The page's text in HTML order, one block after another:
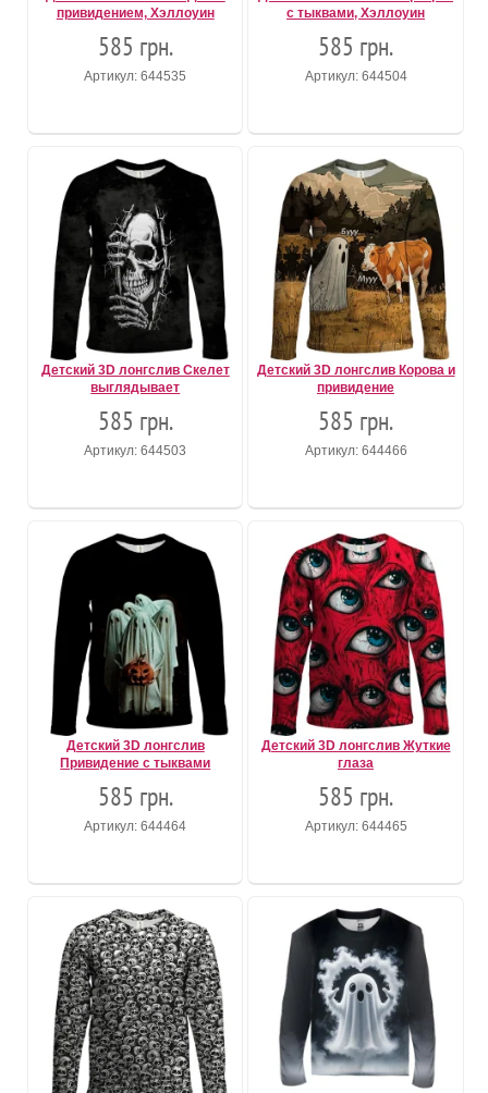
привидением, Хэллоуин
585 грн.
Артикул: 644535
с тыквами, Хэллоуин
585 грн.
Артикул: 644504
Детский 3D лонгслив Скелет
выглядывает
585 грн.
Артикул: 644503
Детский 3D лонгслив Корова и
привидение
585 грн.
Артикул: 644466
Детский 3D лонгслив
Привидение с тыквами
585 грн.
Артикул: 644464
Детский 3D лонгслив Жуткие
глаза
585 грн.
Артикул: 644465